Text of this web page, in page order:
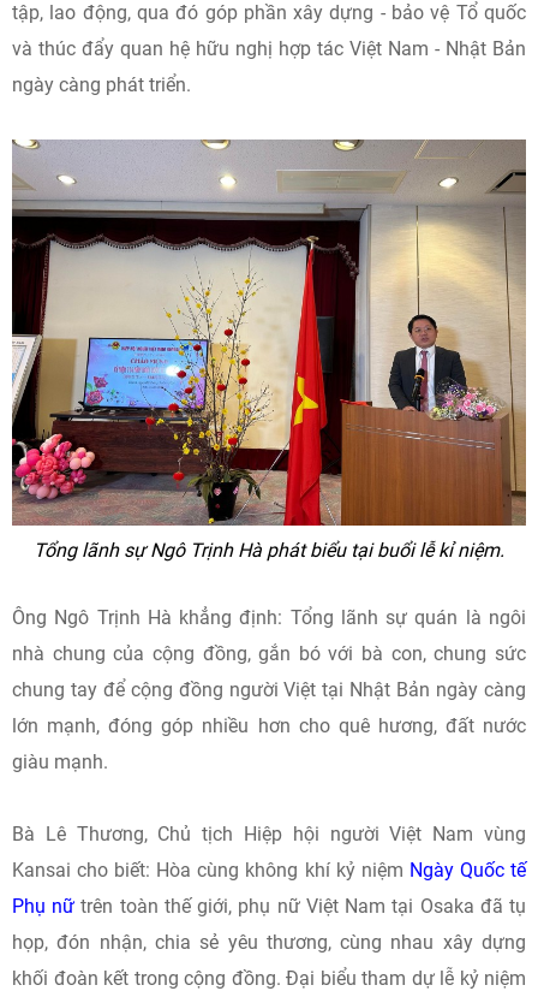
tập, lao động, qua đó góp phần xây dựng - bảo vệ Tổ quốc
và thúc đẩy quan hệ hữu nghị hợp tác Việt Nam - Nhật Bản
ngày càng phát triển.
Tổng lãnh sự Ngô Trịnh Hà phát biểu tại buổi lễ kỉ niệm.
Ông Ngô Trịnh Hà khẳng định: Tổng lãnh sự quán là ngôi
nhà chung của cộng đồng, gắn bó với bà con, chung sức
chung tay để cộng đồng người Việt tại Nhật Bản ngày càng
lớn mạnh, đóng góp nhiều hơn cho quê hương, đất nước
giàu mạnh.
Bà Lê Thương, Chủ tịch Hiệp hội người Việt Nam vùng
Kansai cho biết: Hòa cùng không khí kỷ niệm Ngày Quốc tế
Phụ nữ trên toàn thế giới, phụ nữ Việt Nam tại Osaka đã tụ
họp, đón nhận, chia sẻ yêu thương, cùng nhau xây dựng
khối đoàn kết trong cộng đồng. Đại biểu tham dự lễ kỷ niệm